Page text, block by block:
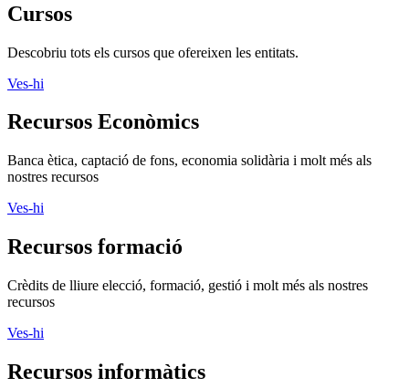
Cursos
Descobriu tots els cursos que ofereixen les entitats.
Ves-hi
Recursos Econòmics
Banca ètica, captació de fons, economia solidària i molt més als
nostres recursos
Ves-hi
Recursos formació
Crèdits de lliure elecció, formació, gestió i molt més als nostres
recursos
Ves-hi
Recursos informàtics